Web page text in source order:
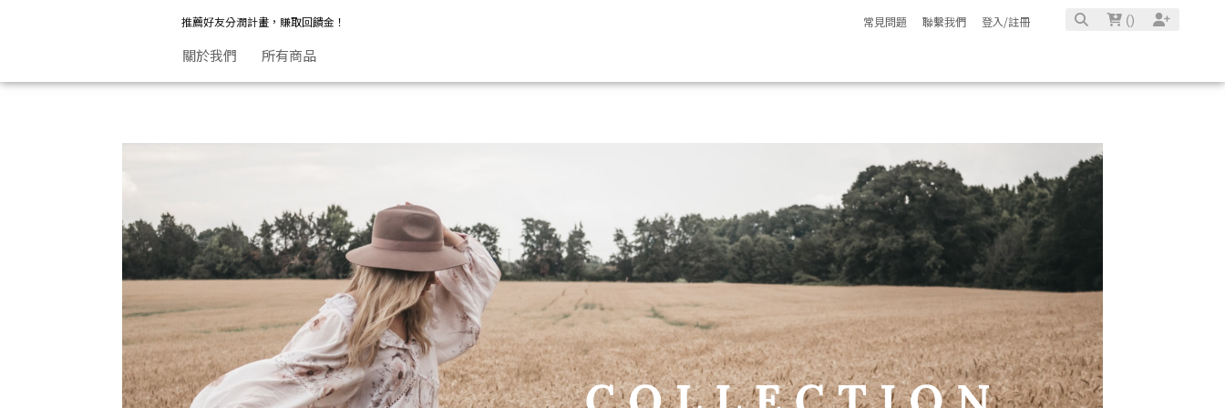
推薦好友分潤計畫，賺取回饋金！ 常見問題 聯繫我們 登入/註冊 ()
關於我們 所有商品